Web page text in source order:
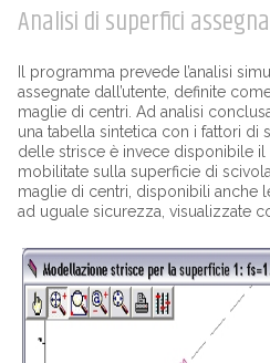
Analisi di superfici
Il programma prevede l’analisi
assegnate dall’utente, definite
maglie di centri. Ad analisi
una tabella sintetica con i fattori di
delle strisce è invece disponibile
mobilitate sulla superficie di
maglie di centri, disponibili anche
ad uguale sicurezza, visualizzate